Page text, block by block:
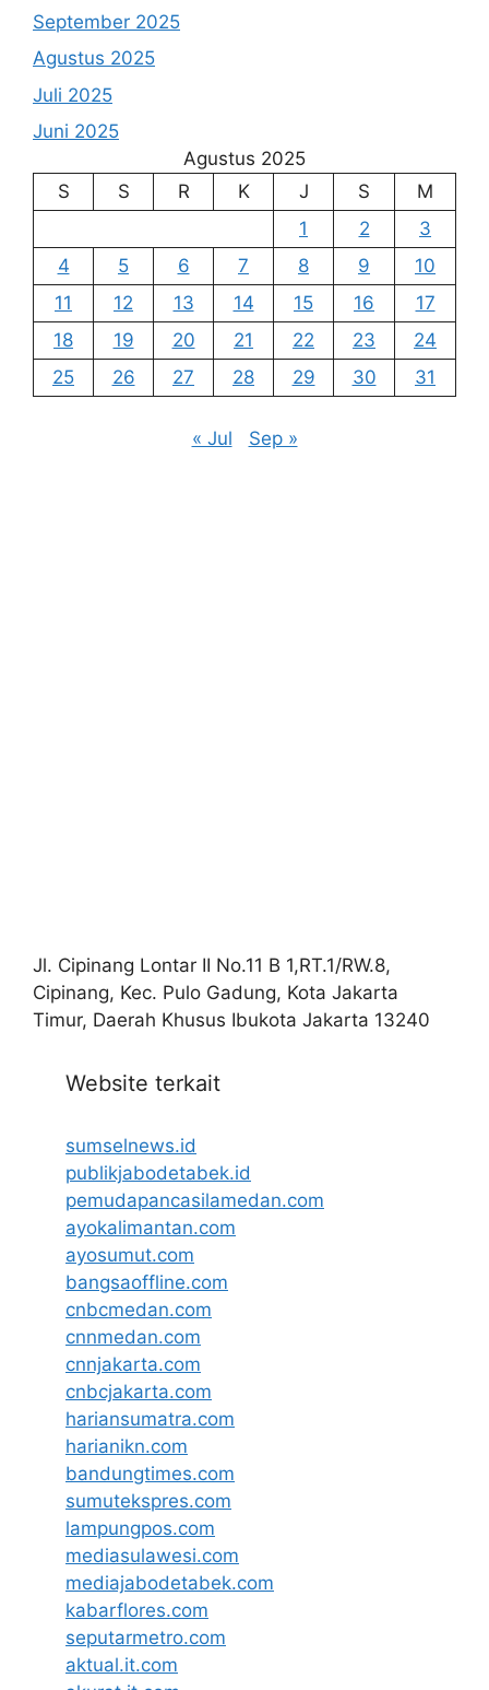
September 2025
Agustus 2025
Juli 2025
Juni 2025
Agustus 2025
S
S R K J S
M
1
2
3
4
5 6 7 8 9
10
11
12 13 14 15 16
17
18
19 20 21 22 23
24
25
26 27 28 29 30 31
« Jul Sep »
Jl. Cipinang Lontar II No.11 B 1,RT.1/RW.8,
Cipinang, Kec. Pulo Gadung, Kota Jakarta
Timur, Daerah Khusus Ibukota Jakarta 13240
Website terkait
sumselnews.id
publikjabodetabek.id
pemudapancasilamedan.com
ayokalimantan.com
ayosumut.com
bangsaoffline.com
cnbcmedan.com
cnnmedan.com
cnnjakarta.com
cnbcjakarta.com
hariansumatra.com
harianikn.com
bandungtimes.com
sumutekspres.com
lampungpos.com
mediasulawesi.com
mediajabodetabek.com
kabarflores.com
seputarmetro.com
aktual.it.com